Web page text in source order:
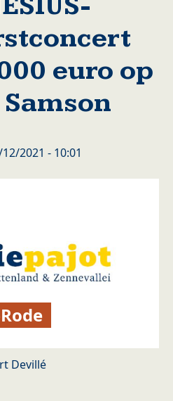
euro op
2021 - 10:01
Devillé